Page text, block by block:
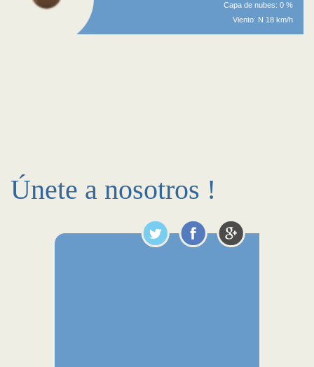
Capa de nubes: 0 %
Viento: N 18 km/h
Únete a nosotros !